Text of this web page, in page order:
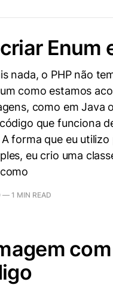
Enum
nada, o PHP não
como estamos
como em Java
que funciona
forma que eu utilizo
eu crio uma
— 1 MIN READ